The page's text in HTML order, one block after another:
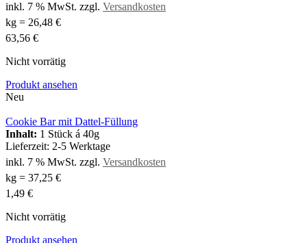
inkl. 7 % MwSt. zzgl. Versandkosten
kg = 26,48 €
63,56 €
Nicht vorrätig
Produkt ansehen
Neu
Cookie Bar mit Dattel-Füllung
Inhalt: 1 Stück á 40g
Lieferzeit: 2-5 Werktage
inkl. 7 % MwSt. zzgl. Versandkosten
kg = 37,25 €
1,49 €
Nicht vorrätig
Produkt ansehen